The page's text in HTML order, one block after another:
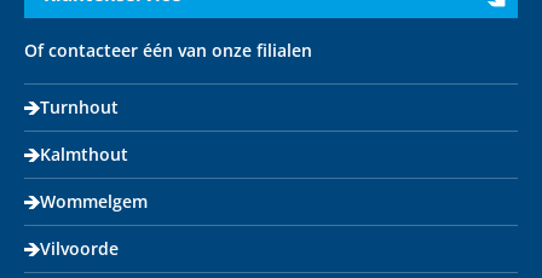
Of contacteer één van onze filialen
Turnhout
Kalmthout
Wommelgem
Vilvoorde